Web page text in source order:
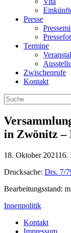
Presse
Termine
Zwischenrufe
Kontakt
in Zwönitz –
18. Oktober 202116.
Drucksache: Drs. 7/
Bearbeitungsstand:
Innenpolitik
Kontakt
Impressum